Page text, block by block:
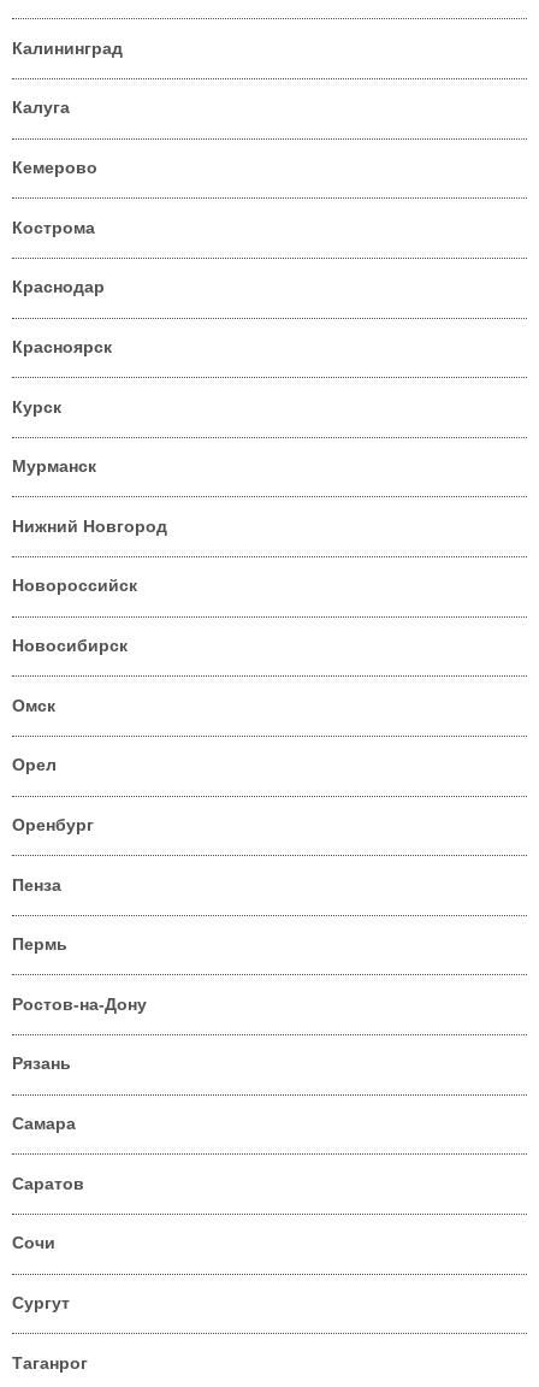
Калининград
Калуга
Кемерово
Кострома
Краснодар
Красноярск
Курск
Мурманск
Нижний Новгород
Новороссийск
Новосибирск
Омск
Орел
Оренбург
Пенза
Пермь
Ростов-на-Дону
Рязань
Самара
Саратов
Сочи
Сургут
Таганрог